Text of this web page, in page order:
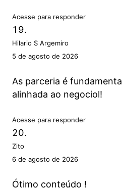
Acesse para responder
Hilario S Argemiro
5 de agosto de 2026
As parceria é
alinhada ao negociol!
Acesse para responder
Zito
6 de agosto de 2026
Ótimo conteúdo !